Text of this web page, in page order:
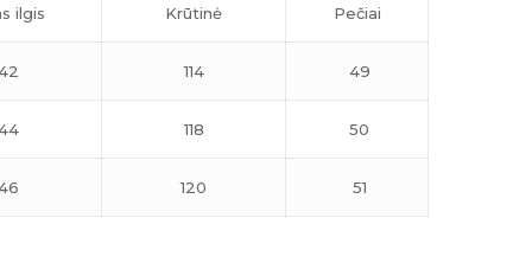
ilgis Krūtinė Pečiai
114 49
118 50
120 51